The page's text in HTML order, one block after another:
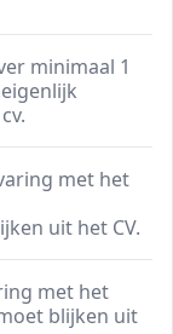
minimaal 1
met het
uit het CV.
met het
blijken uit